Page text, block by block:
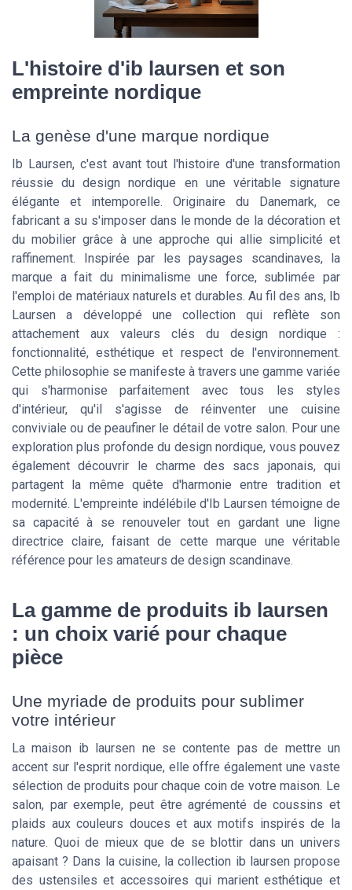
L'histoire d'ib laursen et son
empreinte nordique
La genèse d'une marque nordique
Ib Laursen, c'est avant tout l'histoire d'une transformation
réussie du design nordique en une véritable signature
élégante et intemporelle. Originaire du Danemark, ce
fabricant a su s'imposer dans le monde de la décoration et
du mobilier grâce à une approche qui allie simplicité et
raffinement. Inspirée par les paysages scandinaves, la
marque a fait du minimalisme une force, sublimée par
l'emploi de matériaux naturels et durables. Au fil des ans, Ib
Laursen a développé une collection qui reflète son
attachement aux valeurs clés du design nordique :
fonctionnalité, esthétique et respect de l'environnement.
Cette philosophie se manifeste à travers une gamme variée
qui s'harmonise parfaitement avec tous les styles
d'intérieur, qu'il s'agisse de réinventer une cuisine
conviviale ou de peaufiner le détail de votre salon. Pour une
exploration plus profonde du design nordique, vous pouvez
également découvrir le charme des sacs japonais, qui
partagent la même quête d'harmonie entre tradition et
modernité. L'empreinte indélébile d'Ib Laursen témoigne de
sa capacité à se renouveler tout en gardant une ligne
directrice claire, faisant de cette marque une véritable
référence pour les amateurs de design scandinave.
La gamme de produits ib laursen
: un choix varié pour chaque
pièce
Une myriade de produits pour sublimer
votre intérieur
La maison ib laursen ne se contente pas de mettre un
accent sur l'esprit nordique, elle offre également une vaste
sélection de produits pour chaque coin de votre maison. Le
salon, par exemple, peut être agrémenté de coussins et
plaids aux couleurs douces et aux motifs inspirés de la
nature. Quoi de mieux que de se blottir dans un univers
apaisant ? Dans la cuisine, la collection ib laursen propose
des ustensiles et accessoires qui marient esthétique et